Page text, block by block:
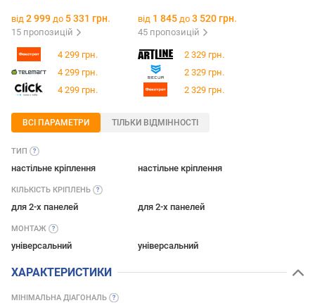
від 2 999 до 5 331 грн.
15 пропозицій
від 1 845 до 3 520 грн.
45 пропозицій
4 299 грн.
4 299 грн.
4 299 грн.
2 329 грн.
2 329 грн.
2 329 грн.
ВСІ ПАРАМЕТРИ ТІЛЬКИ ВІДМІННОСТІ
ТИП
настільне кріплення настільне кріплення
КІЛЬКІСТЬ КРІПЛЕНЬ
для 2-х панелей для 2-х панелей
МОНТАЖ
універсальний універсальний
ХАРАКТЕРИСТИКИ
МІНІМАЛЬНА ДІАГОНАЛЬ